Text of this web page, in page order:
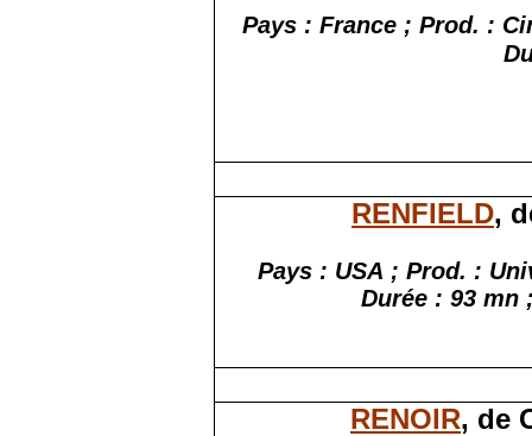
Pays : France ; Prod. :
RENFIELD,
Pays : USA ; Prod. :
Durée : 93
RENOIR, de